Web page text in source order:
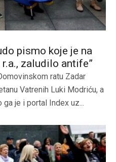
pismo koje je na
zaludilo antife”
ratu Zadar
Vatrenih Luki Modriću, a
je i portal Index uz...